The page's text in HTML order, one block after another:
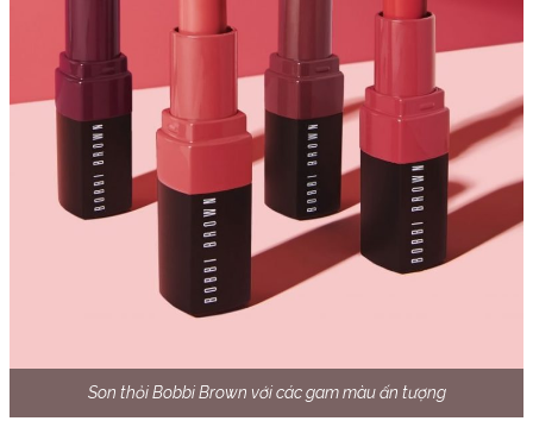
Son thỏi Bobbi Brown với các gam màu ấn tượng